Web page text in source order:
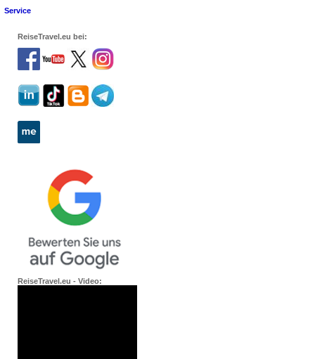
Service
ReiseTravel.eu bei:
ReiseTravel.eu - Video: